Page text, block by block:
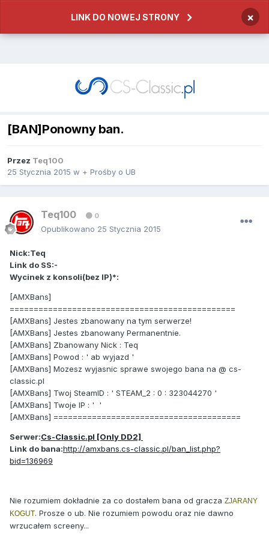
LINK DO NOWEJ STRONY ×
[BAN]Ponowny ban.
Przez Teq100
25 Stycznia 2015 w + Prośby o UB
Teq100 0
Opublikowano 25 Stycznia 2015
Nick:Teq
Link do SS:-
Wycinek z konsoli(bez IP)*:
[AMXBans]
===============================================
[AMXBans] Jestes zbanowany na tym serwerze!
[AMXBans] Jestes zbanowany Permanentnie.
[AMXBans] Zbanowany Nick : Teq
[AMXBans] Powod : ' ab wyjazd '
[AMXBans] Mozesz wyjasnic sprawe swojego bana na @ cs-
classic.pl
[AMXBans] Twoj SteamID : ' STEAM_2 : 0 : 323044270 '
[AMXBans] Twoje IP : ' '
[AMXBans] =======================================
Serwer:Cs-Classic.pl [Only DD2]
Link do bana:http://amxbans.cs-classic.pl/ban_list.php?
bid=136969
Nie rozumiem dokładnie za co dostałem bana od gracza ZJARANY
KOGUT. Prosze o ub. Nie rozumiem powodu oraz nie dawno
wrzucałem screeny...